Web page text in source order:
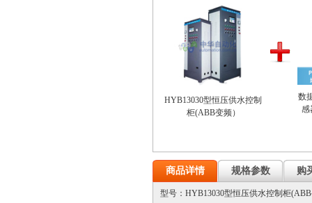
HYB13030型恒压供水控制
柜(ABB变频）
数
感
商品详情 规格参数 购
型号：HYB13030型恒压供水控制柜